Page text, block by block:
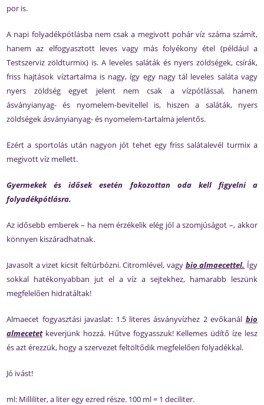
por is.
A napi folyadékpótlásba nem csak a megivott pohár víz száma számít,
hanem az elfogyasztott leves vagy más folyékony étel (például a
Testszerviz zöldturmix) is. A leveles saláták és nyers zöldségek, csírák,
friss hajtások víztartalma is nagy, így egy nagy tál leveles saláta vagy
nyers zöldség egyet jelent nem csak a vízpótlással, hanem
ásványianyag- és nyomelem-bevitellel is, hiszen a saláták, nyers
zöldségek ásványianyag- és nyomelem-tartalma jelentős.
Ezért a sportolás után nagyon jót tehet egy friss salátalevél turmix a
megivott víz mellett.
Gyermekek és idősek esetén fokozottan oda kell figyelni a
folyadékpótlásra.
Az idősebb emberek – ha nem érzékelik elég jól a szomjúságot –, akkor
könnyen kiszáradhatnak.
Javasolt a vizet kicsit feltúrbózni. Citromlével, vagy bio almaecettel. Így
sokkal hatékonyabban jut el a víz a sejtekhez, hamarabb leszünk
megfelelően hidratáltak!
Almaecet fogyasztási javaslat: 1.5 literes ásványvízhez 2 evőkanál bio
almecetetkeverjünk hozzá. Hűtve fogyasszuk! Kellemes üdítő íze lesz
és azt érezzük, hogy a szervezet feltöltődik megfelelően folyadékkal.
Jó ivást!
ml: Milliliter, a liter egy ezred része. 100 ml = 1 deciliter.